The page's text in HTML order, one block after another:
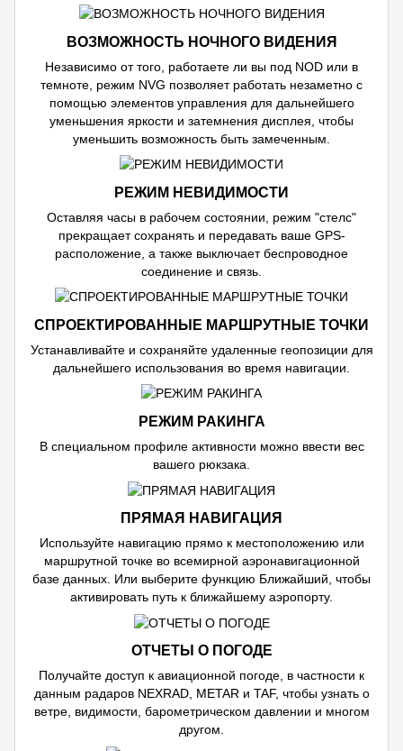
ВОЗМОЖНОСТЬ НОЧНОГО ВИДЕНИЯ
Независимо от того, работаете ли вы под NOD или в
темноте, режим NVG позволяет работать незаметно с
помощью элементов управления для дальнейшего
уменьшения яркости и затемнения дисплея, чтобы
уменьшить возможность быть замеченным.
РЕЖИМ НЕВИДИМОСТИ
Оставляя часы в рабочем состоянии, режим "стелс"
прекращает сохранять и передавать ваше GPS-
расположение, а также выключает беспроводное
соединение и связь.
СПРОЕКТИРОВАННЫЕ МАРШРУТНЫЕ ТОЧКИ
Устанавливайте и сохраняйте удаленные геопозиции для
дальнейшего использования во время навигации.
РЕЖИМ РАКИНГА
В специальном профиле активности можно ввести вес
вашего рюкзака.
ПРЯМАЯ НАВИГАЦИЯ
Используйте навигацию прямо к местоположению или
маршрутной точке во всемирной аэронавигационной
базе данных. Или выберите функцию Ближайший, чтобы
активировать путь к ближайшему аэропорту.
ОТЧЕТЫ О ПОГОДЕ
Получайте доступ к авиационной погоде, в частности к
данным радаров NEXRAD, METAR и TAF, чтобы узнать о
ветре, видимости, барометрическом давлении и многом
другом.